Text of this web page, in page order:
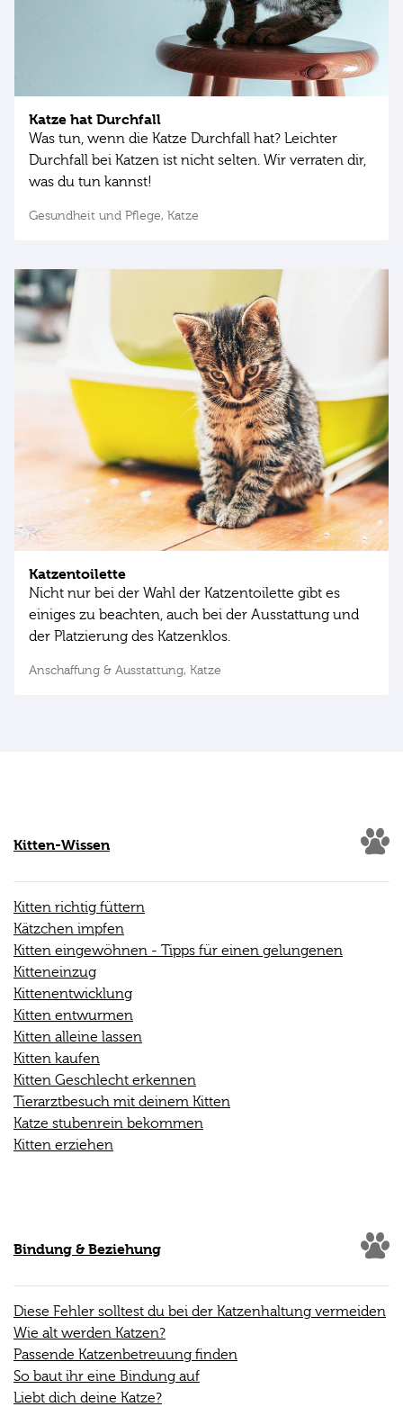
Katze hat Durchfall
Was tun, wenn die Katze Durchfall hat? Leichter
Durchfall bei Katzen ist nicht selten. Wir verraten dir,
was du tun kannst!
Gesundheit und Pflege, Katze
Katzentoilette
Nicht nur bei der Wahl der Katzentoilette gibt es
einiges zu beachten, auch bei der Ausstattung und
der Platzierung des Katzenklos.
Anschaffung & Ausstattung, Katze
Kitten-Wissen
Kitten richtig füttern
Kätzchen impfen
Kitten eingewöhnen - Tipps für einen gelungenen
Kitteneinzug
Kittenentwicklung
Kitten entwurmen
Kitten alleine lassen
Kitten kaufen
Kitten Geschlecht erkennen
Tierarztbesuch mit deinem Kitten
Katze stubenrein bekommen
Kitten erziehen
Bindung & Beziehung
Diese Fehler solltest du bei der Katzenhaltung vermeiden
Wie alt werden Katzen?
Passende Katzenbetreuung finden
So baut ihr eine Bindung auf
Liebt dich deine Katze?